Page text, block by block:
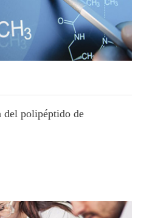
del polipéptido de